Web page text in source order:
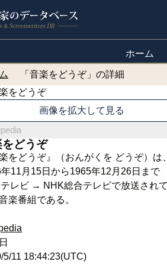
ホーム
「音楽をどうぞ」の詳細
画像を拡大して見る
どうぞ
楽をどうぞ』（おんがくを どうぞ）は
11月15日から1965年12月26日まで
レビ → NHK総合テレビで放送され
楽番組である。
5/11 18:44:23(UTC)